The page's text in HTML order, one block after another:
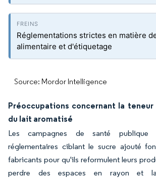
Réglementations strictes en matière
alimentaire et d'étiquetage
Source: Mordor Intelligence
Préoccupations concernant la teneur
du lait aromatisé
Les campagnes de santé
réglementaires ciblant le sucre ajouté
fabricants pour qu'ils reformulent leurs
perdre des espaces en rayon et